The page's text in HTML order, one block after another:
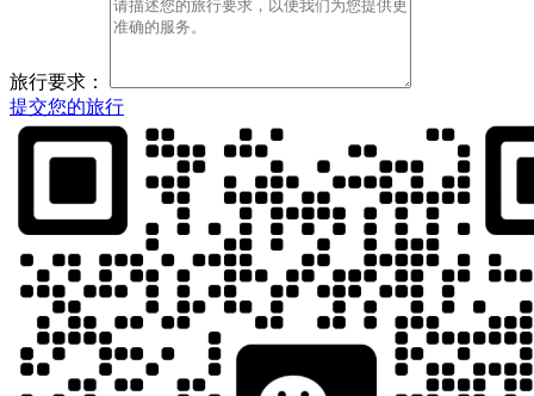
旅行要求：
提交您的旅行